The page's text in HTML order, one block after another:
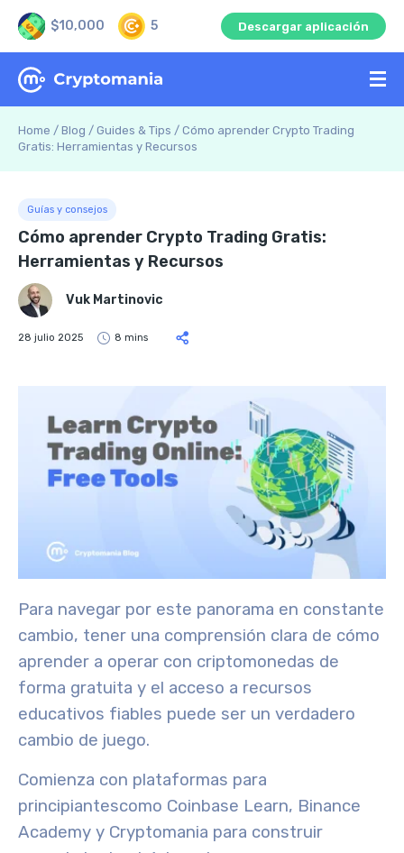
$10,000 5 Descargar aplicación
Home / Blog / Guides & Tips / Cómo aprender Crypto Trading
Gratis: Herramientas y Recursos
Guías y consejos
Cómo aprender Crypto Trading Gratis:
Herramientas y Recursos
Vuk Martinovic
28 julio 2025 8 mins
Para navegar por este panorama en constante
cambio, tener una comprensión clara de cómo
aprender a operar con criptomonedas de
forma gratuita y el acceso a recursos
educativos fiables puede ser un verdadero
cambio de juego.
Comienza con plataformas para
principiantescomo Coinbase Learn, Binance
Academy y Cryptomania para construir